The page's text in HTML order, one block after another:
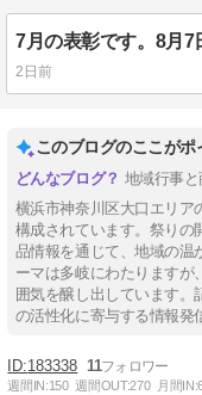
2日前
このブログのここがポ
地域行事
横浜市神奈川区大口エリア
構成されています。祭りの
品情報を通じて、地域の温
ーマは多岐にわたりますが
囲気を醸し出しています。
の活性化に寄与する情報発
183338 11
週間IN:150 週間OUT:270 月間IN: